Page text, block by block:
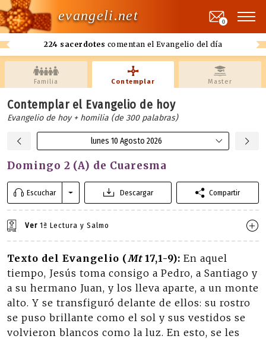
evangeli.net
224 sacerdotes comentan el Evangelio del día
0
Familia Contemplar Master
Contemplar el Evangelio de hoy
Evangelio de hoy + homilia (de 300 palabras)
lunes 10 Agosto 2026
Domingo 2 (A) de Cuaresma
Escuchar Descargar Compartir
Ver 1ª Lectura y Salmo
Texto del Evangelio (Mt17,1-9): En aquel
tiempo, Jesús toma consigo a Pedro, a Santiago y
a su hermano Juan, y los lleva aparte, a un monte
alto. Y se transfiguró delante de ellos: su rostro
se puso brillante como el sol y sus vestidos se
volvieron blancos como la luz. En esto, se les